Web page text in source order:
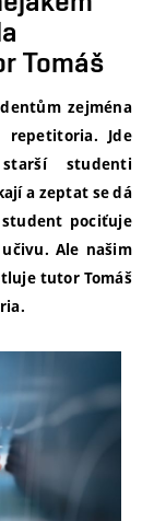
Tomáš
zejména
Jde
studenti
a zeptat se dá
pociťuje
Ale našim
tutor Tomáš